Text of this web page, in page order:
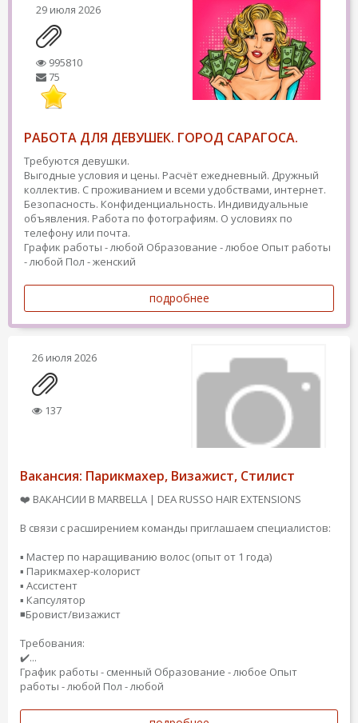
29 июля 2026
995810
75
РАБОТА ДЛЯ ДЕВУШЕК. ГОРОД САРАГОСА.
Требуются девушки.
Выгодные условия и цены. Расчёт ежедневный. Дружный
коллектив. С проживанием и всеми удобствами, интернет.
Безопасность. Конфиденциальность. Индивидуальные
объявления. Работа по фотографиям. О условиях по
телефону или почта.
График работы - любой Образование - любое Опыт работы
- любой Пол - женский
подробнее
26 июля 2026
137
Вакансия: Парикмахер, Визажист, Стилист
❤️ ВАКАНСИИ В MARBELLA | DEA RUSSO HAIR EXTENSIONS
В связи с расширением команды приглашаем специалистов:
▪️ Мастер по наращиванию волос (опыт от 1 года)
▪️ Парикмахер-колорист
▪️ Ассистент
▪️ Капсулятор
◾️Бровист/визажист
Требования:
✔️...
График работы - сменный Образование - любое Опыт
работы - любой Пол - любой